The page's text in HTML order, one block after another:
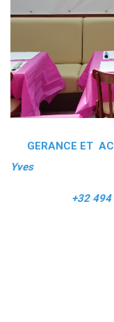
GERANCE ET
Yves
+32 494 /